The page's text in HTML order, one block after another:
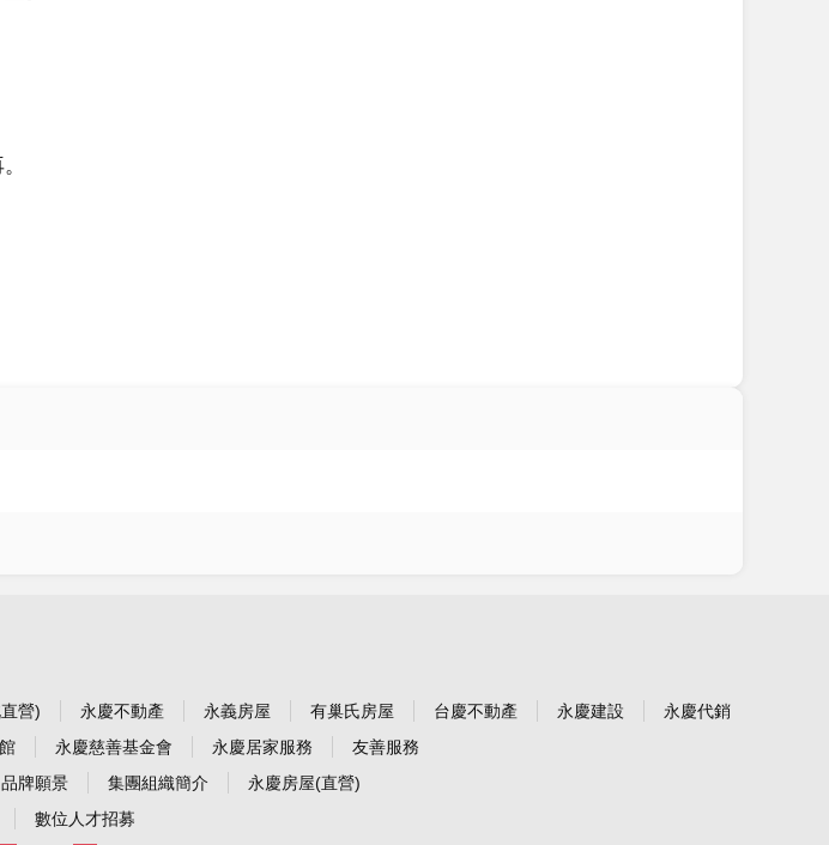
營) 永慶不動產 永義房屋 有巢氏房屋 台慶不動產 永慶建設
永慶代銷
永慶慈善基金會 永慶居家服務
友善服務
品牌願景 集團組織簡介
永慶房屋(直營)
數位人才招募